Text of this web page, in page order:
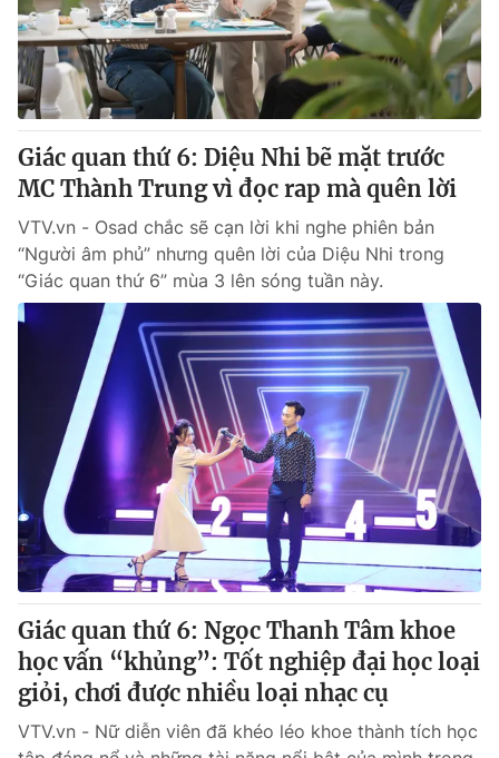
Giác quan thứ 6: Diệu Nhi bẽ mặt trước
MC Thành Trung vì đọc rap mà quên lời
VTV.vn - Osad chắc sẽ cạn lời khi nghe phiên bản
“Người âm phủ” nhưng quên lời của Diệu Nhi trong
“Giác quan thứ 6” mùa 3 lên sóng tuần này.
Giác quan thứ 6: Ngọc Thanh Tâm khoe
học vấn “khủng”: Tốt nghiệp đại học loại
giỏi, chơi được nhiều loại nhạc cụ
VTV.vn - Nữ diễn viên đã khéo léo khoe thành tích học